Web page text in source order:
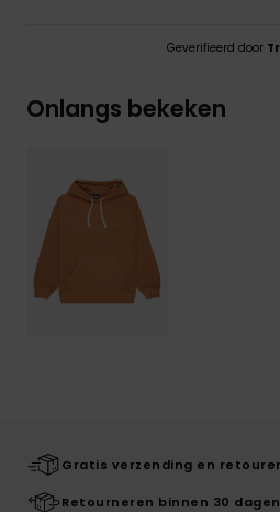
Geverifieerd door
Onlangs bekeken
Gratis verzending en
Retourneren binnen 30 dagen